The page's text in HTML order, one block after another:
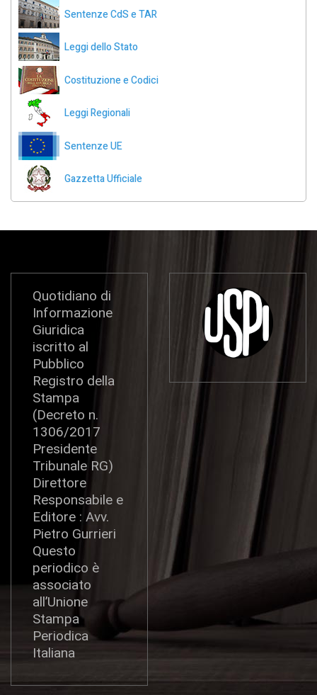
Sentenze CdS e TAR
Leggi dello Stato
Costituzione e Codici
Leggi Regionali
Sentenze UE
Gazzetta Ufficiale
Quotidiano di
Informazione
Giuridica
iscritto al
Pubblico
Registro della
Stampa
(Decreto n.
1306/2017
Presidente
Tribunale RG)
Direttore
Responsabile e
Editore : Avv.
Pietro Gurrieri
Questo
periodico è
associato
all’Unione
Stampa
Periodica
Italiana